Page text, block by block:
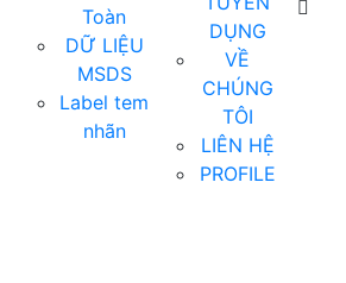
Toàn
DỮ LIỆU
MSDS
Label tem
nhãn
DỤNG
VỀ
CHÚNG
TÔI
LIÊN HỆ
PROFILE